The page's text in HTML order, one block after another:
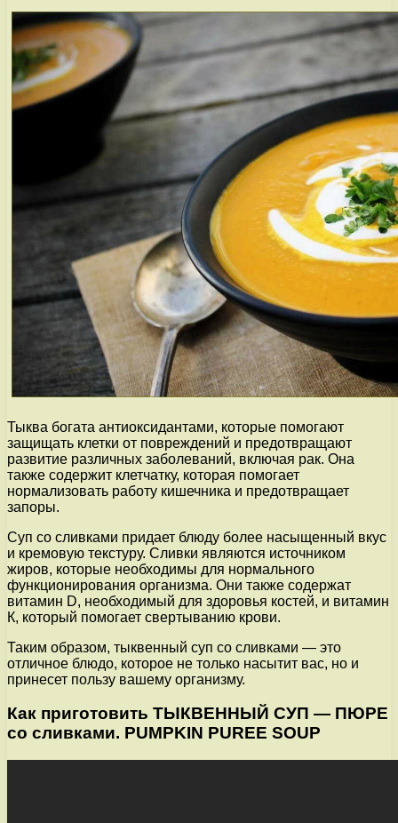
Тыква богата антиоксидантами, которые помогают
защищать клетки от повреждений и предотвращают
развитие различных заболеваний, включая рак. Она
также содержит клетчатку, которая помогает
нормализовать работу кишечника и предотвращает
запоры.
Суп со сливками придает блюду более насыщенный вкус
и кремовую текстуру. Сливки являются источником
жиров, которые необходимы для нормального
функционирования организма. Они также содержат
витамин D, необходимый для здоровья костей, и витамин
К, который помогает свертыванию крови.
Таким образом, тыквенный суп со сливками — это
отличное блюдо, которое не только насытит вас, но и
принесет пользу вашему организму.
Как приготовить ТЫКВЕННЫЙ СУП — ПЮРЕ
со сливками. PUMPKIN PUREE SOUP